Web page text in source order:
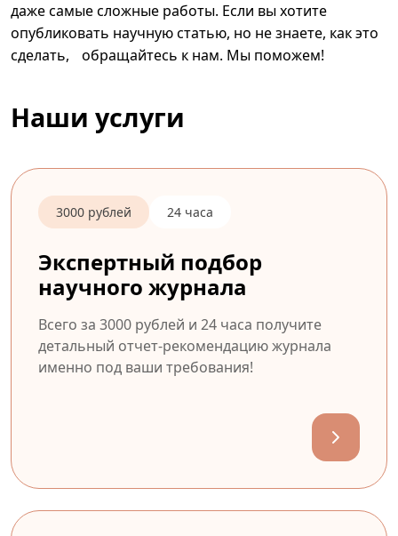
даже самые сложные работы. Если вы хотите
опубликовать научную статью, но не знаете, как это
сделать, обращайтесь к нам. Мы поможем!
Наши услуги
3000 рублей 24 часа
Экспертный подбор
научного журнала
Всего за 3000 рублей и 24 часа получите
детальный отчет-рекомендацию журнала
именно под ваши требования!